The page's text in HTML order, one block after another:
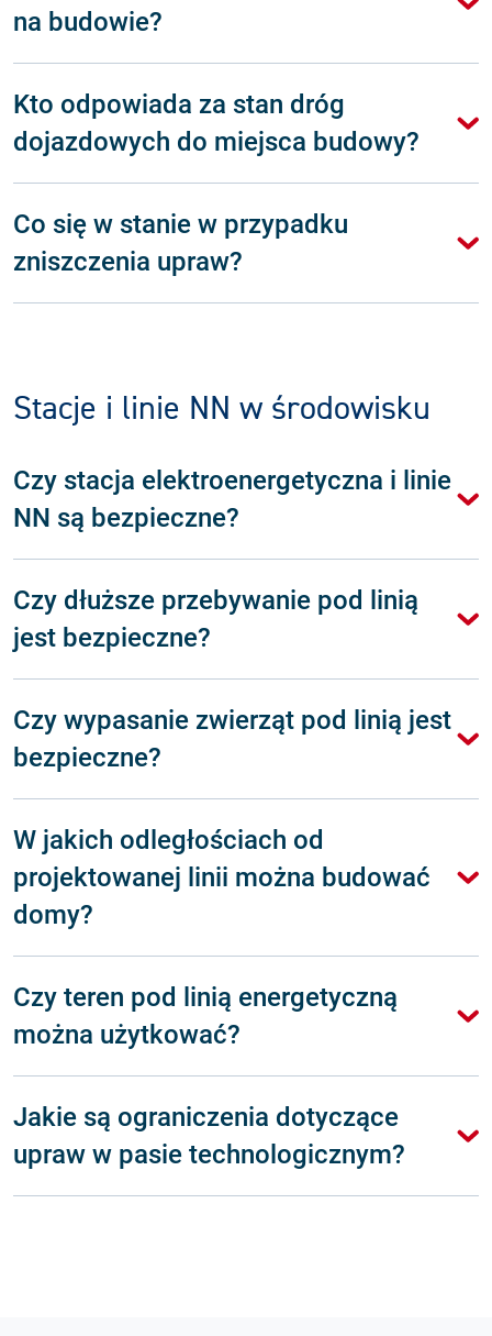
na budowie?
Kto odpowiada za stan dróg
dojazdowych do miejsca budowy?
Co się w stanie w przypadku
zniszczenia upraw?
Stacje i linie NN w środowisku
Czy stacja elektroenergetyczna i linie
NN są bezpieczne?
Czy dłuższe przebywanie pod linią
jest bezpieczne?
Czy wypasanie zwierząt pod linią jest
bezpieczne?
W jakich odległościach od
projektowanej linii można budować
domy?
Czy teren pod linią energetyczną
można użytkować?
Jakie są ograniczenia dotyczące
upraw w pasie technologicznym?